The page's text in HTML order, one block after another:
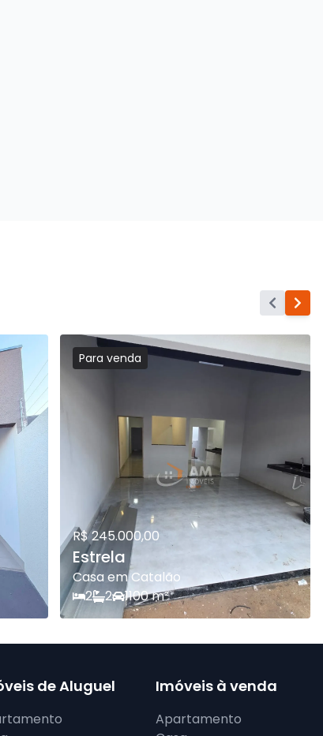
Paravenda
R$ 245.000,00
Estrela
Casa em Catalão
2
2 1100m²
Imóveis à venda
Apartamento
de Aluguel